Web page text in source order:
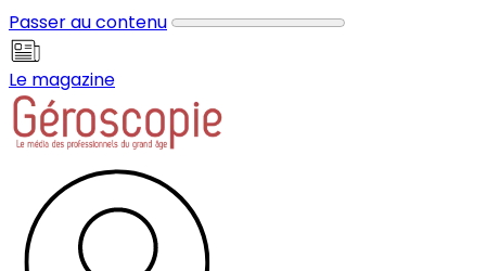
Passer au contenu
Le magazine
Panneau de gestion des cookies